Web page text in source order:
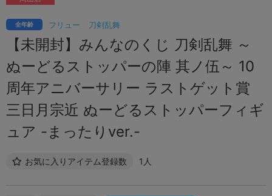
フリュー 刀剣乱舞
全年齢
【未開封】みんなのくじ 刀剣乱舞 ～
ぬーどるストッパーの陣 其ノ伍～ 10
周年アニバーサリー ラストゲット賞
三日月宗近 ぬーどるストッパーフィギ
ュア -まったりver.-
お気に入りアイテム登録数 1人